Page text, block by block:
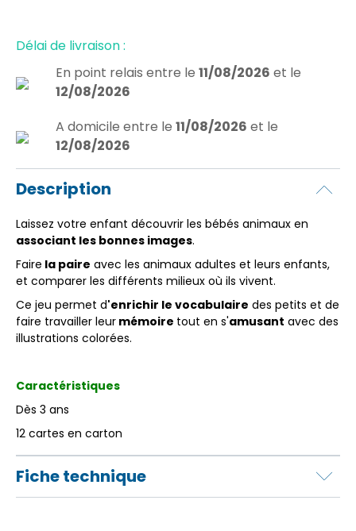
Délai de livraison :
En point relais entre le 11/08/2026 et le
12/08/2026
A domicile entre le 11/08/2026 et le
12/08/2026
Description
Laissez votre enfant découvrir les bébés animaux en
associant les bonnes images.
Faire la paire avec les animaux adultes et leurs enfants,
et comparer les différents milieux où ils vivent.
Ce jeu permet d'enrichir le vocabulaire des petits et de
faire travailler leur mémoire tout en s'amusant avec des
illustrations colorées.
Caractéristiques
Dès 3 ans
12 cartes en carton
Fiche technique